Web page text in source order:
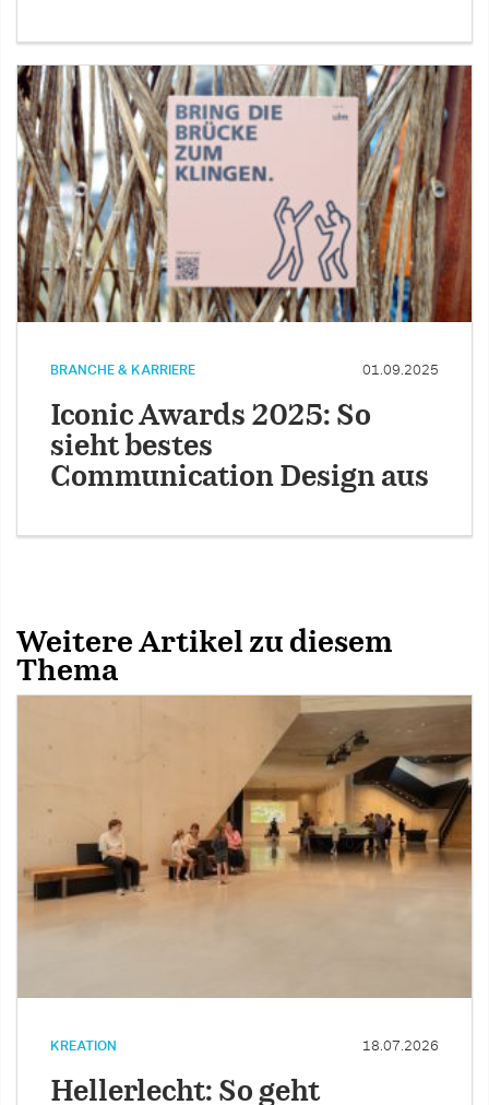
BRANCHE & KARRIERE 01.09.2025
Iconic Awards 2025: So
sieht bestes
Communication Design aus
Weitere Artikel zu diesem
Thema
KREATION 18.07.2026
Hellerlecht: So geht